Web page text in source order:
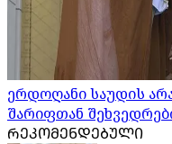
ერდოღანი საუდის
შარიფთან
ᲠᲔᲙᲝᲛᲔᲜᲓᲔᲑᲣᲚᲘ